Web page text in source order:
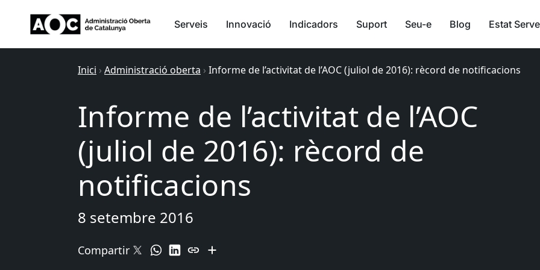
Serveis Innovació Indicadors Suport Seu-e Blog Estat
Inici › Administració oberta › Informe de l’activitat de l’AOC (juliol de 2016): rècord de notificacions
Informe de l’activitat de l’AOC
(juliol de 2016): rècord de
notificacions
8 setembre 2016
Compartir